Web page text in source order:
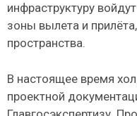
инфраструктуру
зоны вылета и
пространства.
В настоящее время
проектной